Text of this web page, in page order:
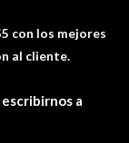
con los mejores
al cliente.
a